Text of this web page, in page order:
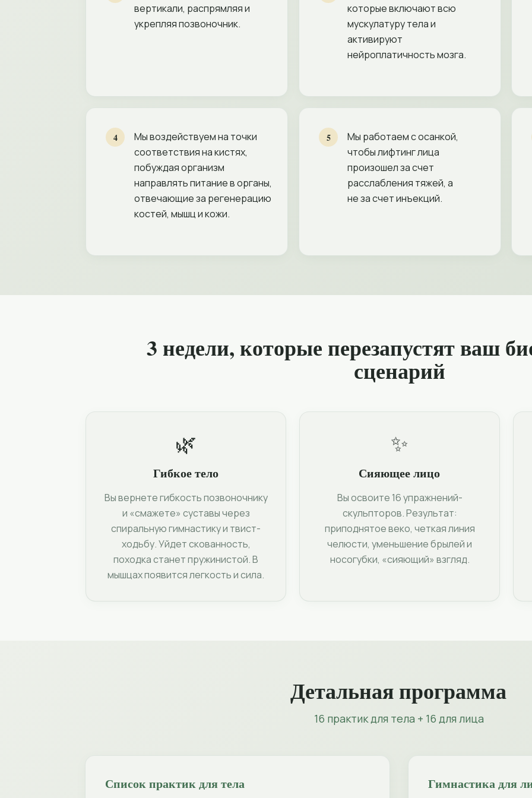
вертикали, распрямляя и
укрепляя позвоночник.
которые включают всю
мускулатуру тела и
активируют
нейроплатичность мозга.
4
Мы воздействуем на точки
соответствия на кистях,
побуждая организм
направлять питание в органы,
отвечающие за регенерацию
костей, мышц и кожи.
5
Мы работаем с осанкой,
чтобы лифтинг лица
произошел за счет
расслабления тяжей, а
не за счет инъекций.
3 недели, которые перезапустят ваш
сценарий
🌿
Гибкое тело
Вы вернете гибкость позвоночнику
и «смажете» суставы через
спиральную гимнастику и твист-
ходьбу. Уйдет скованность,
походка станет пружинистой. В
мышцах появится легкость и сила.
✨
Сияющее лицо
Вы освоите 16 упражнений-
скульпторов. Результат:
приподнятое веко, четкая линия
челюсти, уменьшение брылей и
носогубки, «сияющий» взгляд.
Детальная программа
16 практик для тела + 16 для лица
Список практик для тела Гимнастика для